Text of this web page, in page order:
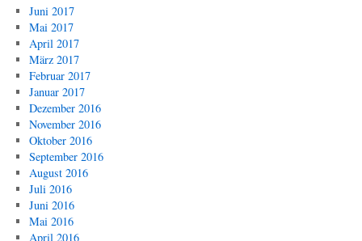
Juni 2017
Mai 2017
April 2017
März 2017
Februar 2017
Januar 2017
Dezember 2016
November 2016
Oktober 2016
September 2016
August 2016
Juli 2016
Juni 2016
Mai 2016
April 2016